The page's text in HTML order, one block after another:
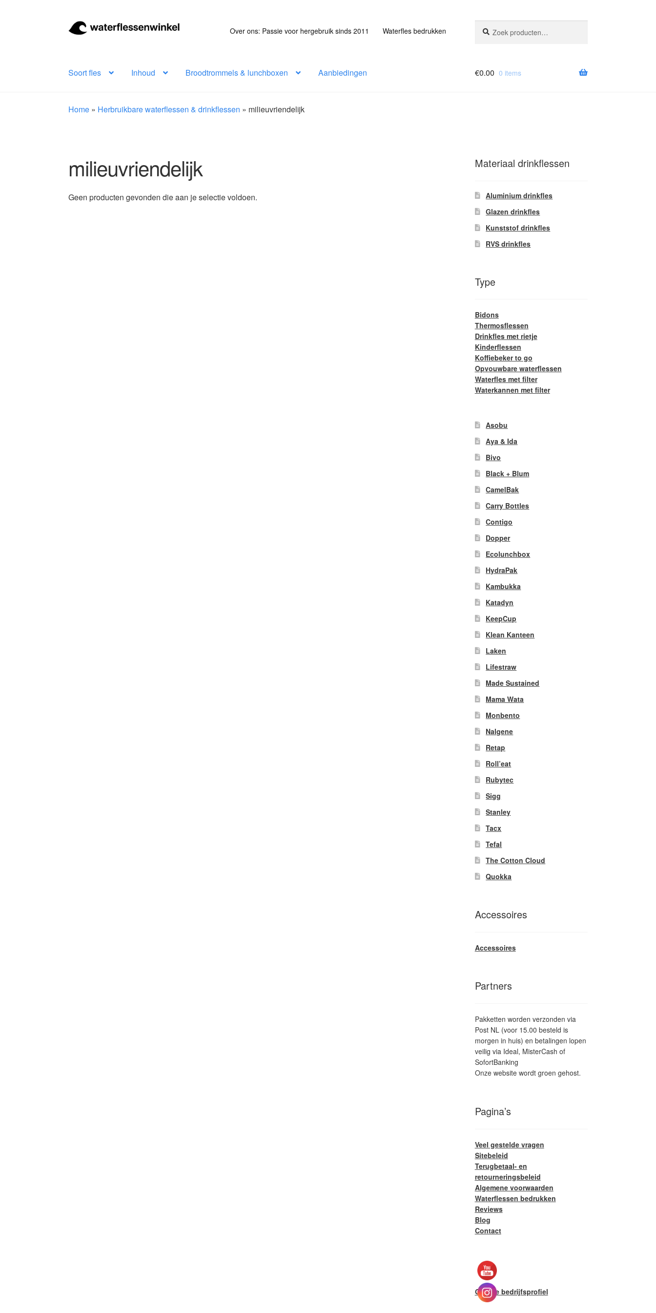
Ga
door
Ga
naar
Over ons: Passie voor hergebruik sinds 2011 Waterfles bedrukken
naar:
Soort fles Inhoud Broodtrommels & lunchboxen Aanbiedingen €0.00 0 items
Home » Herbruikbare waterflessen & drinkflessen » milieuvriendelijk
milieuvriendelijk
Geen producten gevonden die aan je selectie voldoen.
Materiaal drinkflessen
Aluminium drinkfles
Glazen drinkfles
Kunststof drinkfles
RVS drinkfles
Type
Bidons
Thermosflessen
Drinkfles met rietje
Kinderflessen
Koffiebeker to go
Opvouwbare waterflessen
Waterfles met filter
Waterkannen met filter
Asobu
Aya & Ida
Bivo
Black + Blum
CamelBak
Carry Bottles
Contigo
Dopper
Ecolunchbox
HydraPak
Kambukka
Katadyn
KeepCup
Klean Kanteen
Laken
Lifestraw
Made Sustained
Mama Wata
Monbento
Nalgene
Retap
Roll’eat
Rubytec
Sigg
Stanley
Tacx
Tefal
The Cotton Cloud
Quokka
Accessoires
Accessoires
Partners
Pakketten worden verzonden via
Post NL (voor 15.00 besteld is
morgen in huis) en betalingen lopen
veilig via Ideal, MisterCash of
SofortBanking
Onze website wordt groen gehost.
Pagina’s
Veel gestelde vragen
Sitebeleid
Terugbetaal- en
retourneringsbeleid
Algemene voorwaarden
Waterflessen bedrukken
Reviews
Blog
Contact
Google bedrijfsprofiel